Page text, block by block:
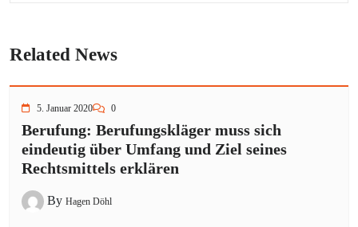
Related News
5. Januar 2020 0
Berufung: Berufungskläger muss sich
eindeutig über Umfang und Ziel seines
Rechtsmittels erklären
By Hagen Döhl